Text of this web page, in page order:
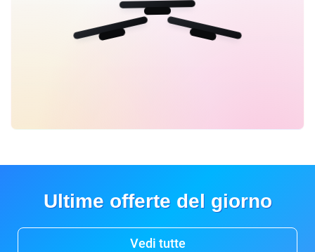
Ultime offerte del giorno
Vedi tutte